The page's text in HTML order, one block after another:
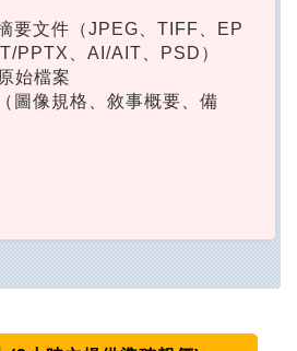
要文件（JPEG、TIFF、EP
PPTX、AI/AIT、PSD）
始檔案
圖像規格、敘事概要、備